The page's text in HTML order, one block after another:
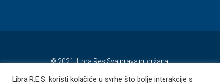
© 2021. Libra Res Sva prava pridržana.
Libra R.E.S. koristi kolačiće u svrhe što bolje interakcije s